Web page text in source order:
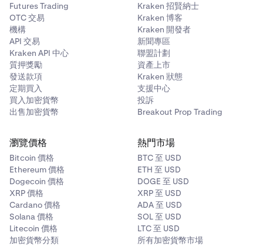
Futures Trading
OTC 交易
機構
API 交易
Kraken API 中心
質押獎勵
發送款項
定期買入
買入加密貨幣
出售加密貨幣
Kraken 招賢納士
Kraken 博客
Kraken 開發者
新聞專區
聯盟計劃
資產上市
Kraken 狀態
支援中心
投訴
Breakout Prop Trading
瀏覽價格
Bitcoin 價格
Ethereum 價格
Dogecoin 價格
XRP 價格
Cardano 價格
Solana 價格
Litecoin 價格
加密貨幣分類
熱門市場
BTC 至 USD
ETH 至 USD
DOGE 至 USD
XRP 至 USD
ADA 至 USD
SOL 至 USD
LTC 至 USD
所有加密貨幣市場